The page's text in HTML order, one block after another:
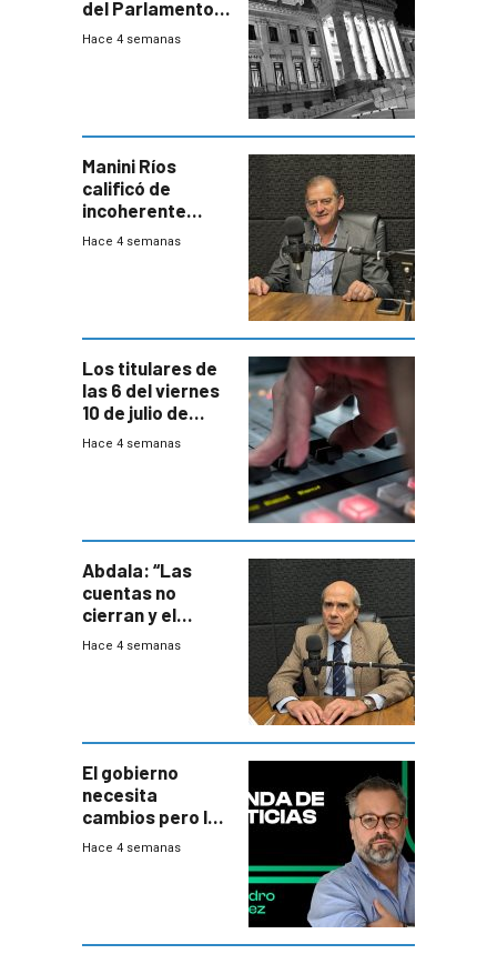
del Parlamento
para negociar
Hace 4 semanas
Manini Ríos
calificó de
incoherente
decisión de
Hace 4 semanas
Los titulares de
las 6 del viernes
10 de julio de
2026
Hace 4 semanas
Abdala: “Las
cuentas no
cierran y el
balance del
Hace 4 semanas
El gobierno
necesita
cambios pero los
ministros tienen
Hace 4 semanas